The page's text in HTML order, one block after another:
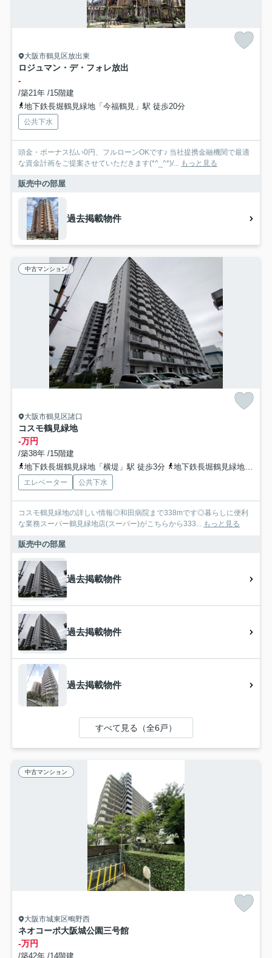
大阪市鶴見区放出東
ロジュマン・デ・フォレ放出
-
/築21年 /15階建
地下鉄長堀鶴見緑地「今福鶴見」駅 徒歩20分
公共下水
頭金・ボーナス払い0円、フルローンOKです♪ 当社提携金融機関で最適
な資金計画をご提案させていただきます(*^_^*)/... もっと見る
販売中の部屋
過去掲載物件
中古マンション
大阪市鶴見区諸口
コスモ鶴見緑地
-万円
/築38年 /15階建
地下鉄長堀鶴見緑地「横堤」駅 徒歩3分
地下鉄長堀鶴見緑地「鶴見緑地」駅 徒歩15分
エレベーター 公共下水
コスモ鶴見緑地の詳しい情報◎和田病院まで338mです◎暮らしに便利
な業務スーパー鶴見緑地店(スーパー)がこちらから333...
もっと見る
販売中の部屋
過去掲載物件
過去掲載物件
過去掲載物件
すべて見る（全6戸）
中古マンション
大阪市城東区鴫野西
ネオコーポ大阪城公園三号館
-万円
/築42年 /14階建